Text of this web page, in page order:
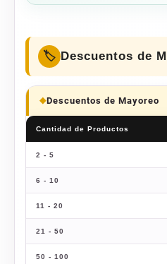
de
Descuentos de
Descuentos de Mayoreo
Cantidad de Productos
2 - 5
6 - 10
11 - 20
21 - 50
50 - 100